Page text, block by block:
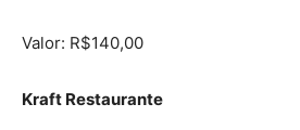
Valor: R$140,00
Kraft Restaurante